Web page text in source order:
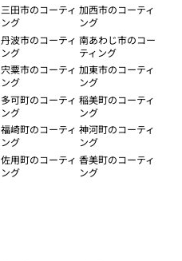
三田市のコーティ
ング
加西市のコーティ
ング
丹波市のコーティ
ング
南あわじ市のコー
ティング
宍粟市のコーティ
ング
加東市のコーティ
ング
多可町のコーティ
ング
稲美町のコーティ
ング
福崎町のコーティ
ング
神河町のコーティ
ング
佐用町のコーティ
ング
香美町のコーティ
ング